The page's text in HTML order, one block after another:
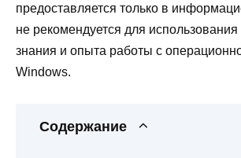
предоставляется только в
не рекомендуется для
знания и опыта работы с
Windows.
Содержание